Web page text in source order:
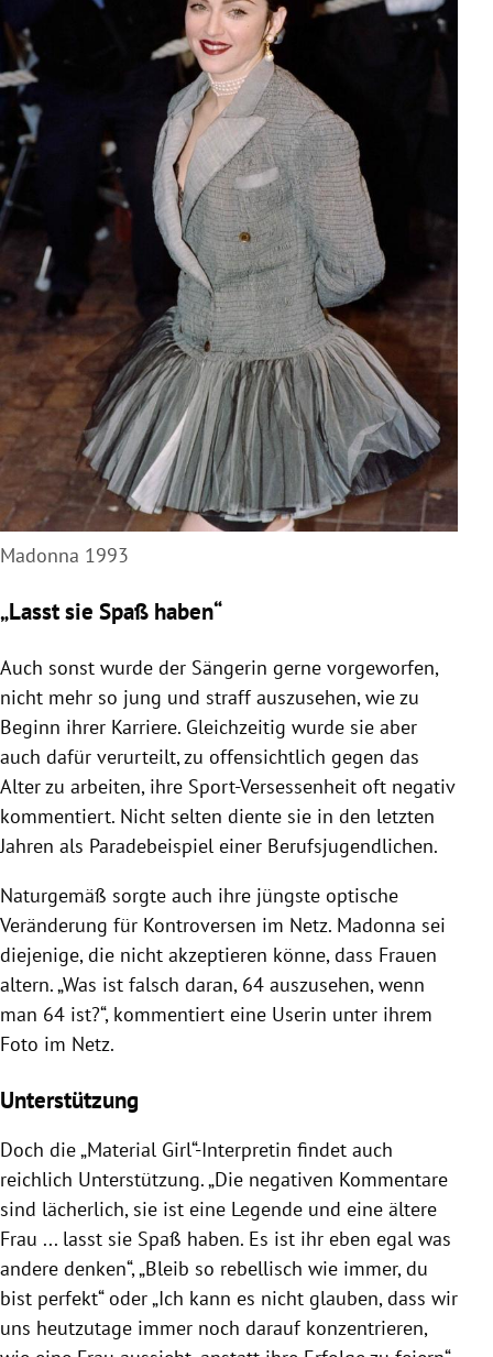
Madonna 1993
„Lasst sie Spaß haben“
Auch sonst wurde der Sängerin gerne vorgeworfen,
nicht mehr so jung und straff auszusehen, wie zu
Beginn ihrer Karriere. Gleichzeitig wurde sie aber
auch dafür verurteilt, zu offensichtlich gegen das
Alter zu arbeiten, ihre Sport-Versessenheit oft negativ
kommentiert. Nicht selten diente sie in den letzten
Jahren als Paradebeispiel einer Berufsjugendlichen.
Naturgemäß sorgte auch ihre jüngste optische
Veränderung für Kontroversen im Netz. Madonna sei
diejenige, die nicht akzeptieren könne, dass Frauen
altern. „Was ist falsch daran, 64 auszusehen, wenn
man 64 ist?“, kommentiert eine Userin unter ihrem
Foto im Netz.
Unterstützung
Doch die „Material Girl“-Interpretin findet auch
reichlich Unterstützung. „Die negativen Kommentare
sind lächerlich, sie ist eine Legende und eine ältere
Frau ... lasst sie Spaß haben. Es ist ihr eben egal was
andere denken“, „Bleib so rebellisch wie immer, du
bist perfekt“ oder „Ich kann es nicht glauben, dass wir
uns heutzutage immer noch darauf konzentrieren,